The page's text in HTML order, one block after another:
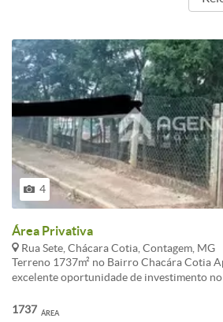
4
Área Privativa
Rua Sete, Chácara Cotia, Contagem, MG
Terreno 1737m² no Bairro Chacára Cotia
excelente oportunidade de investimento
potencial para construir a casa dos sonhos
ÁREA
1737